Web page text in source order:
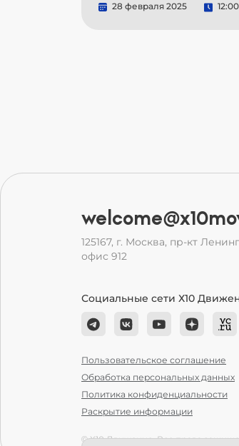
28 февраля 2025 12:00
125167, г. Москва, пр-кт
офис 912
Социальные сети Х10
Пользовательское соглашение
Обработка персональных данных
Политика конфиденциальности
Раскрытие информации
© Х10 Движение. Все права